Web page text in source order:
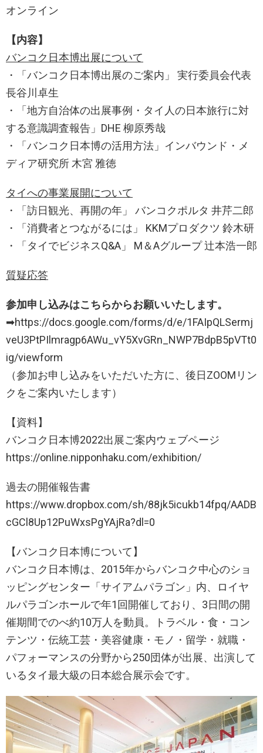
オンライン
【内容】
バンコク日本博出展について
・「バンコク日本博出展のご案内」 実行委員会代表
長谷川卓生
・「地方自治体の出展事例・タイ人の日本旅行に対
する意識調査報告」DHE 柳原秀哉
・「バンコク日本博の活用方法」インバウンド・メ
ディア研究所 木宮 雅徳
タイへの事業展開について
・「訪日観光、再開の年」 バンコクポルタ 井芹二郎
・「消費者とつながるには」 KKMプロダクツ 鈴木研
・「タイでビジネスQ&A」 M＆Aグループ 辻本浩一郎
質疑応答
参加申し込みはこちらからお願いいたします。
➡https://docs.google.com/forms/d/e/1FAIpQLSermj
veU3PtPIlmragp6AWu_vY5XvGRn_NWP7BdpB5pVTt0
ig/viewform
（参加お申し込みをいただいた方に、後日ZOOMリン
クをご案内いたします）
【資料】
バンコク日本博2022出展ご案内ウェブページ
https://online.nipponhaku.com/exhibition/
過去の開催報告書
https://www.dropbox.com/sh/88jk5icukb14fpq/AADB
cGCl8Up12PuWxsPgYAjRa?dl=0
【バンコク日本博について】
バンコク日本博は、2015年からバンコク中心のショ
ッピングセンター「サイアムパラゴン」内、ロイヤ
ルパラゴンホールで年1回開催しており、3日間の開
催期間でのべ約10万人を動員。トラベル・食・コン
テンツ・伝統工芸・美容健康・モノ・留学・就職・
パフォーマンスの分野から250団体が出展、出演して
いるタイ最大級の日本総合展示会です。